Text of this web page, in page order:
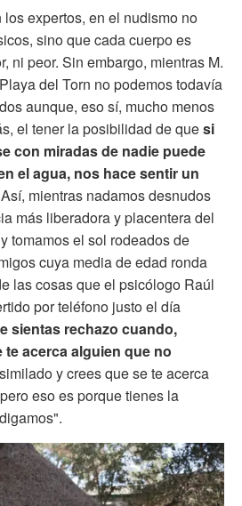
expertos, en el nudismo no
sino que cada cuerpo es
ni peor. Sin embargo, mientras M.
del Torn no podemos todavía
aunque, eso sí, mucho menos
el tener la posibilidad de quesi
con miradas de nadie puede
el agua, nos hace sentir un
Así, mientras nadamos desnudos
más liberadora y placentera del
tomamos el sol rodeados de
cuya media de edad ronda
las cosas que el psicólogo Raúl
por teléfono justo el día
sientas rechazo cuando,
acerca alguien que no
y crees que se te acerca
eso es porque tienes la